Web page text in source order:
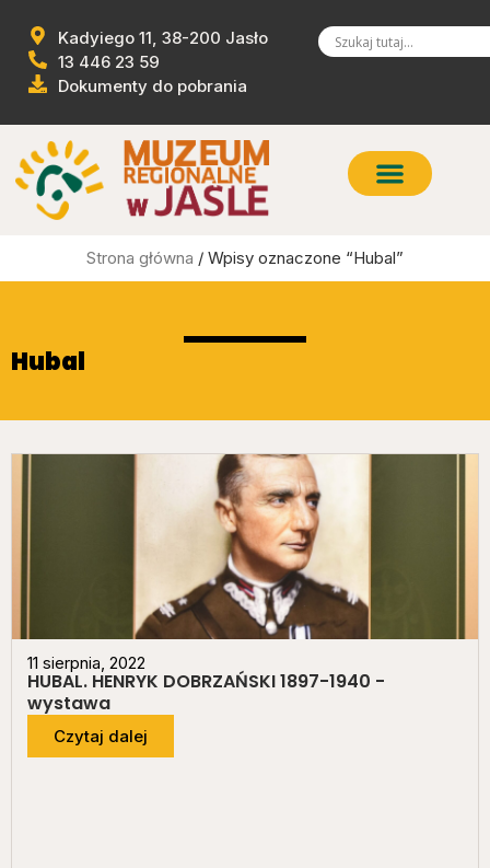
Kadyiego 11, 38-200 Jasło
13 446 23 59
Dokumenty do pobrania
Strona główna / Wpisy oznaczone “Hubal”
Hubal
11 sierpnia, 2022
HUBAL. HENRYK DOBRZAŃSKI 1897-1940 -
wystawa
Czytaj dalej